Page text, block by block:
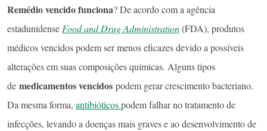
Remédio vencido funciona? De acordo com a agência
estadunidenseFood and Drug Administration(FDA), produtos
médicos vencidos podem ser menos eficazes devido a possíveis
alterações em suas composições químicas. Alguns tipos
de medicamentos vencidos podem gerar crescimento bacteriano.
Da mesma forma, antibióticospodem falhar no tratamento de
infecções, levando a doenças mais graves e ao desenvolvimento de